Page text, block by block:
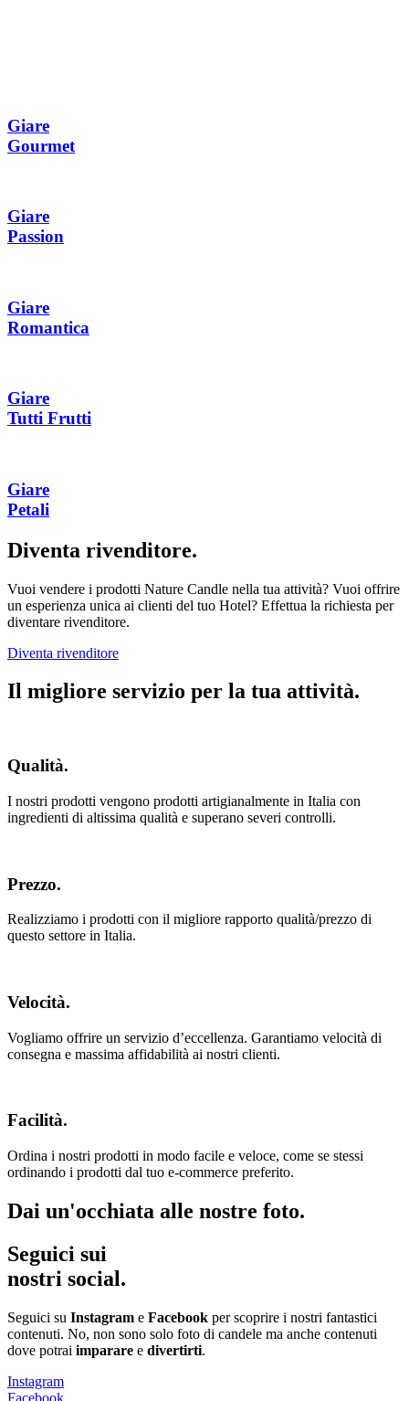
Giare
Gourmet
Giare
Passion
Giare
Romantica
Giare
Tutti Frutti
Giare
Petali
Diventa rivenditore.
Vuoi vendere i prodotti Nature Candle nella tua attività? Vuoi offrire
un esperienza unica ai clienti del tuo Hotel? Effettua la richiesta per
diventare rivenditore.
Diventa rivenditore
Il migliore servizio per la tua attività.
Qualità.
I nostri prodotti vengono prodotti artigianalmente in Italia con
ingredienti di altissima qualità e superano severi controlli.
Prezzo.
Realizziamo i prodotti con il migliore rapporto qualità/prezzo di
questo settore in Italia.
Velocità.
Vogliamo offrire un servizio d’eccellenza. Garantiamo velocità di
consegna e massima affidabilità ai nostri clienti.
Facilità.
Ordina i nostri prodotti in modo facile e veloce, come se stessi
ordinando i prodotti dal tuo e-commerce preferito.
Dai un'occhiata alle nostre foto.
Seguici sui
nostri social.
Seguici su Instagram e Facebook per scoprire i nostri fantastici
contenuti. No, non sono solo foto di candele ma anche contenuti
dove potrai imparare e divertirti.
Instagram
Facebook